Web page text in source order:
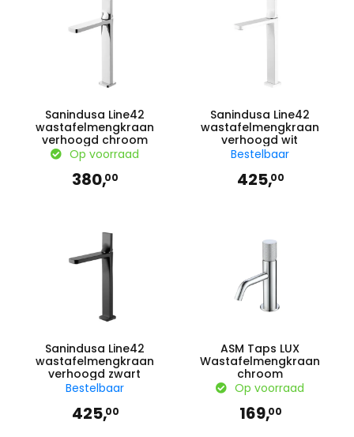
Sanindusa Line42
wastafelmengkraan
verhoogd chroom
Op voorraad
380,00
Sanindusa Line42
wastafelmengkraan
verhoogd wit
Bestelbaar
425,00
Sanindusa Line42
wastafelmengkraan
verhoogd zwart
Bestelbaar
425,00
ASM Taps LUX
Wastafelmengkraan
chroom
Op voorraad
169,00